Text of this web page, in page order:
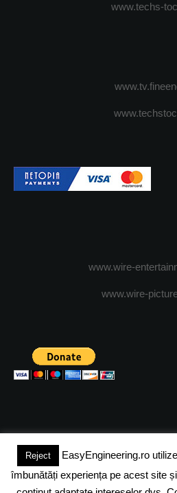
www.techs-
www.wire-
www.wire-
(c) 2024 -
DESPRE NOI ADVERTISING
Reject
EasyEngineering.ro
îmbunătăți experiența pe acest site